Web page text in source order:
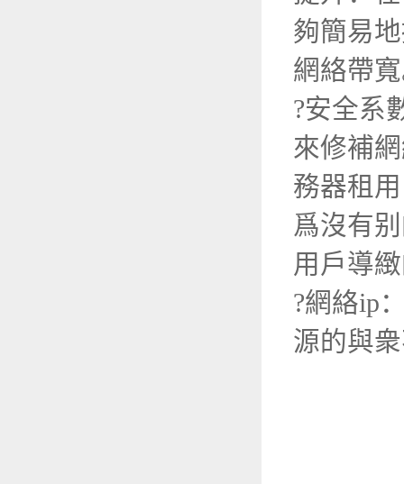
夠簡易
網絡帶
?安全系
來修補
務器租
爲沒有
用戶導
?網絡ip
源的與